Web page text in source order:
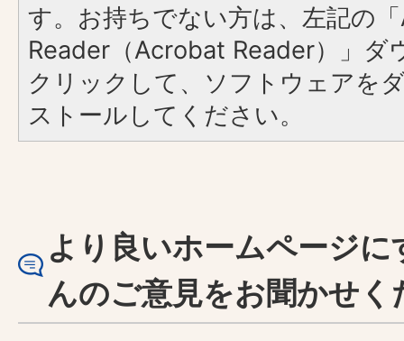
す。お持ちでない方は、左記の
Reader（Acrobat Reader）」ダ
クリックして、ソフトウェアを
ストールしてください。
より良いホームページ
んのご意見をお聞かせく